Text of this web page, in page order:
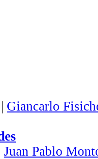
| Giancarlo
Juan Pablo